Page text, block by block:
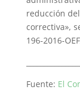
reducción
correctiva»,
196-2016-
Fuente: El